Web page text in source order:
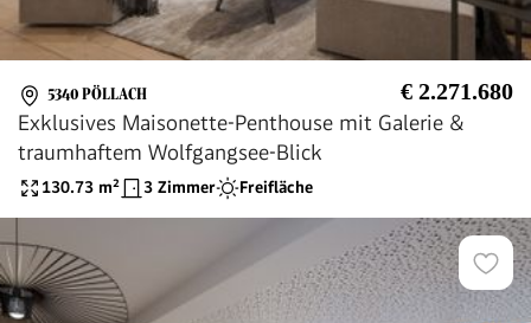
5340 PÖLLACH € 2.271.680
Exklusives Maisonette-Penthouse mit Galerie &
traumhaftem Wolfgangsee-Blick
130.73 m² 3 Zimmer Freifläche